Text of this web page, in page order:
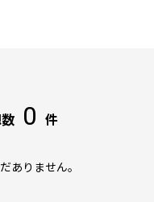
0 件
ありません。